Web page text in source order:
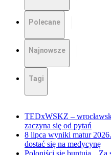
Polecane
Najnowsze
Tagi
TEDxWSKZ –
zaczyna się od pytań
8 lipca wyniki matur
dostać się na medycynę
Poloniści się buntują. „Za